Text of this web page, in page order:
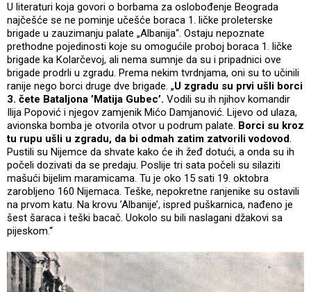
U literaturi koja govori o borbama za oslobođenje Beograda
najčešće se ne pominje učešće boraca 1. ličke proleterske
brigade u zauzimanju palate „Albanija“. Ostaju nepoznate
prethodne pojedinosti koje su omogućile proboj boraca 1. ličke
brigade ka Kolarčevoj, ali nema sumnje da su i pripadnici ove
brigade prodrli u zgradu. Prema nekim tvrdnjama, oni su to učinili
ranije nego borci druge dve brigade. „U zgradu su prvi ušli borci
3. čete Bataljona ’Matija Gubec’. Vodili su ih njihov komandir
Ilija Popović i njegov zamjenik Mićo Damjanović. Lijevo od ulaza,
avionska bomba je otvorila otvor u podrum palate. Borci su kroz
tu rupu ušli u zgradu, da bi odmah zatim zatvorili vodovod.
Pustili su Nijemce da shvate kako će ih žeđ dotući, a onda su ih
počeli dozivati da se predaju. Poslije tri sata počeli su silaziti
mašući bijelim maramicama. Tu je oko 15 sati 19. oktobra
zarobljeno 160 Nijemaca. Teške, nepokretne ranjenike su ostavili
na prvom katu. Na krovu ’Albanije’, ispred puškarnica, nađeno je
šest šaraca i teški bacač. Uokolo su bili naslagani džakovi sa
pijeskom.“